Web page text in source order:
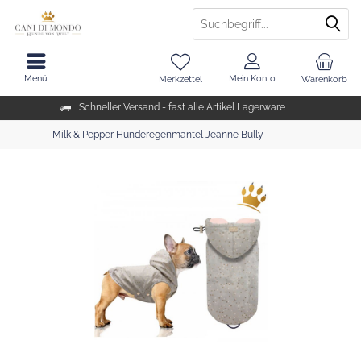
Schneller Versand - fast alle Artikel Lagerware
Warenkorb
Merkzettel Mein Konto
Menü
Milk & Pepper Hunderegenmantel Jeanne Bully